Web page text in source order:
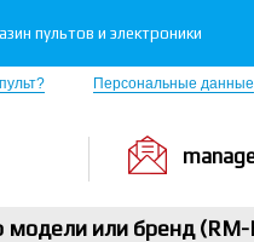
пультов и электроники
Персональные данные
или бренд (RM-